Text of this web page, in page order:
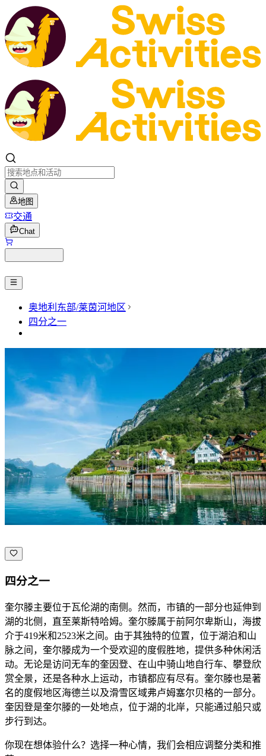
地图
交通
Chat
奥地利东部/莱茵河地区
四分之一
四分之一
奎尔滕主要位于瓦伦湖的南侧。然而，市镇的一部分也延伸到
湖的北侧，直至莱斯特哈姆。奎尔滕属于前阿尔卑斯山，海拔
介于419米和2523米之间。由于其独特的位置，位于湖泊和山
脉之间，奎尔滕成为一个受欢迎的度假胜地，提供多种休闲活
动。无论是访问无车的奎因登、在山中骑山地自行车、攀登欣
赏全景，还是各种水上运动，市镇都应有尽有。奎尔滕也是著
名的度假地区海德兰以及滑雪区域弗卢姆塞尔贝格的一部分。
奎因登是奎尔滕的一处地点，位于湖的北岸，只能通过船只或
步行到达。
你现在想体验什么？选择一种心情，我们会相应调整分类和推